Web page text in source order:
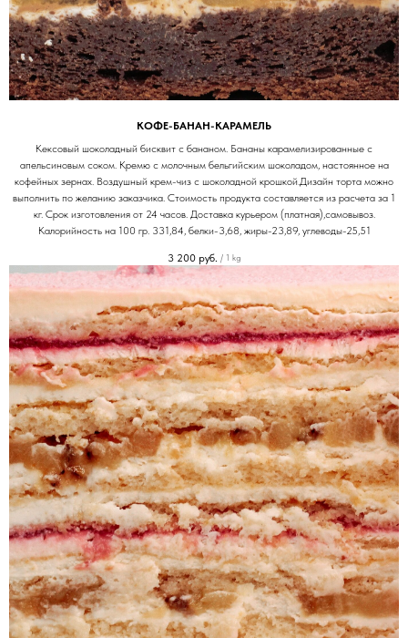
КОФЕ-БАНАН-КАРАМЕЛЬ
Кексовый шоколадный бисквит с бананом. Бананы карамелизированные с
апельсиновым соком. Кремю с молочным бельгийским шоколадом, настоянное на
кофейных зернах. Воздушный крем-чиз с шоколадной крошкой.Дизайн торта можно
выполнить по желанию заказчика. Стоимость продукта составляется из расчета за 1
кг. Срок изготовления от 24 часов. Доставка курьером (платная),самовывоз.
Калорийность на 100 гр. 331,84, белки-3,68, жиры-23,89, углеводы-25,51
3 200 руб. / 1 kg